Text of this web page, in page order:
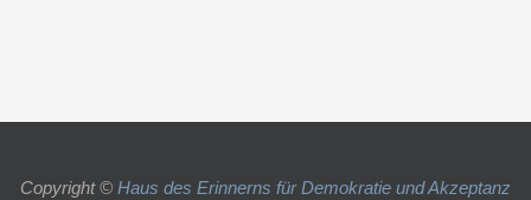
Copyright © Haus des Erinnerns für Demokratie und Akzeptanz